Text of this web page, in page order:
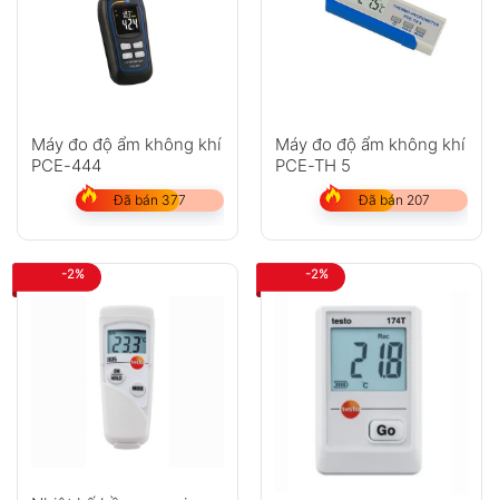
Không có bình luận nào
Máy đo độ ẩm không khí
PCE-444
Đã bán 377
Máy đo độ ẩm không khí
PCE-TH 5
Đã bán 207
-2% -2%